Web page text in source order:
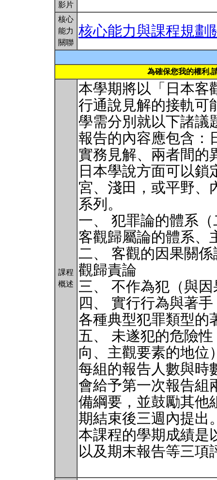
影片
核心
能力
關聯
核心能力與課程規劃
為確保您我的權利,
課程
概述
本學期將以「日本客
行通說見解的接軌可
學需分別就以下諸議
報告的內容應包含：
實務見解、兩者間的
日本學說方面可以
宮、淺田，或平野、
系列。
一、 犯罪論的體系
客觀歸屬論的體系、
二、 客觀的因果關
觀歸責論
三、 不作為犯（與
四、 實行行為與著
各種典型犯罪類型的
五、 未遂犯的危險
向、主觀要素的地位
每組的報告人數與時
會給予第一次報告組
備綱要，並鼓勵其他
期結束後三週內提出
本課程的學期成績是
以及期末報告等三項